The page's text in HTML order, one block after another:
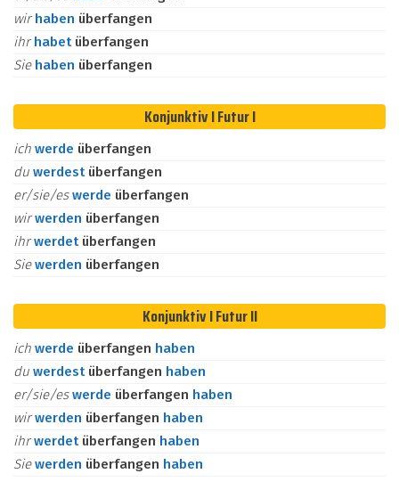
wirhaben überfangen
ihrhabet überfangen
Sie haben überfangen
Konjunktiv I Futur I
ich werde überfangen
du werdest überfangen
er/sie/eswerde überfangen
wirwerden überfangen
ihrwerdet überfangen
Siewerden überfangen
Konjunktiv I Futur II
ich werde überfangen haben
du werdest überfangen haben
er/sie/eswerde überfangen haben
wirwerden überfangen haben
ihrwerdet überfangen haben
Siewerden überfangen haben